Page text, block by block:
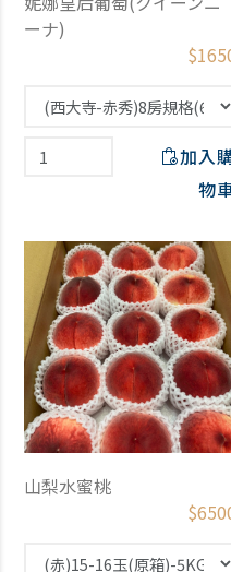
ーナ)
$
加入
物
山梨水蜜桃
$